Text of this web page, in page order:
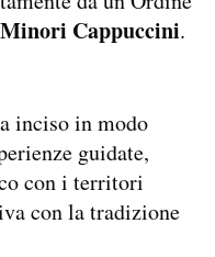
Cappuccini.
inciso in modo
guidate,
con i territori
con la tradizione